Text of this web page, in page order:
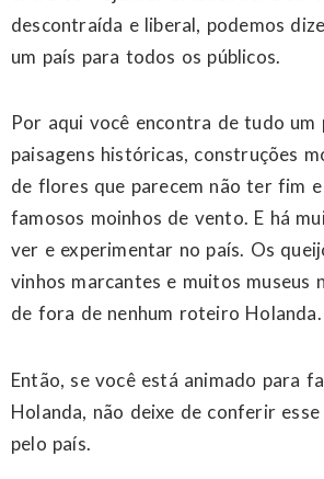
descontraída e liberal, podemos
um país para todos os públicos.
Por aqui você encontra de tudo um
paisagens históricas, construções
de flores que parecem não ter fim
famosos moinhos de vento. E há
ver e experimentar no país. Os
vinhos marcantes e muitos museus
de fora de nenhum roteiro Holanda.
Então, se você está animado para
Holanda, não deixe de conferir
pelo país.